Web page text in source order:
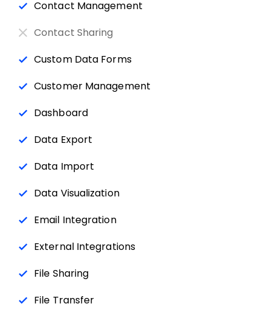
Contact Management
Contact Sharing
Custom Data Forms
Customer Management
Dashboard
Data Export
Data Import
Data Visualization
Email Integration
External Integrations
File Sharing
File Transfer